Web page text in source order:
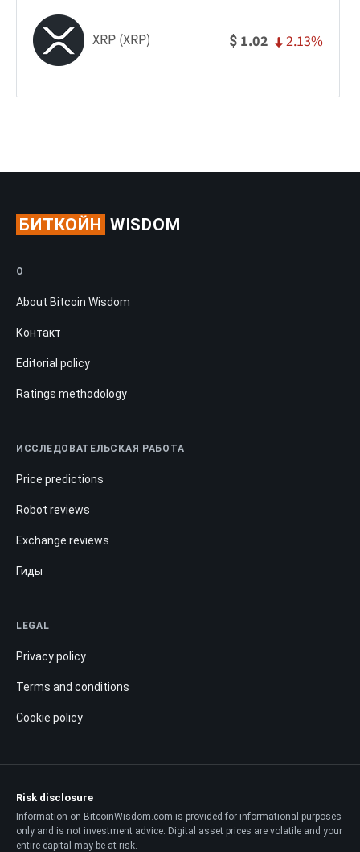
XRP (XRP) $ 1.02 2.13%
БИТКОЙН WISDOM
О
About Bitcoin Wisdom
Контакт
Editorial policy
Ratings methodology
ИССЛЕДОВАТЕЛЬСКАЯ РАБОТА
Price predictions
Robot reviews
Exchange reviews
Гиды
LEGAL
Privacy policy
Terms and conditions
Cookie policy
Risk disclosure
Information on BitcoinWisdom.com is provided for informational purposes
only and is not investment advice. Digital asset prices are volatile and your
entire capital may be at risk.